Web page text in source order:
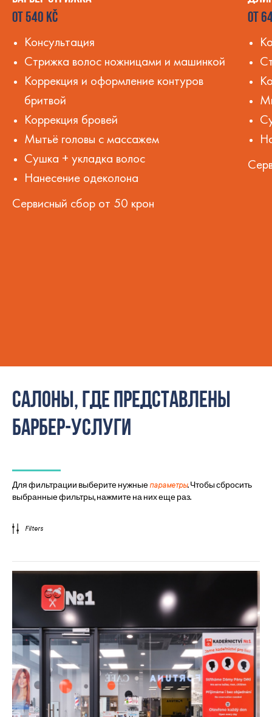
ОТ 540 KČ
Консультация
Стрижка волос ножницами и машинкой
Коррекция и оформление контуров
бритвой
Коррекция бровей
Мытьё головы с массажем
Сушка + укладка волос
Нанесение одеколона
Сервисный сбор от 50 крон
ОТ
Салоны, где представлены
барбер-услуги
Для фильтрации выберите нужные параметры. Чтобы сбросить
выбранные фильтры, нажмите на них еще раз.
Filters